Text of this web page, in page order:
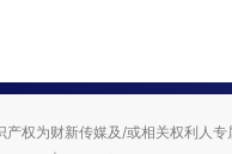
产权为财新传媒及/或相关权利人